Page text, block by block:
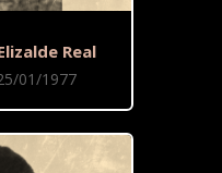
Real
01/1977